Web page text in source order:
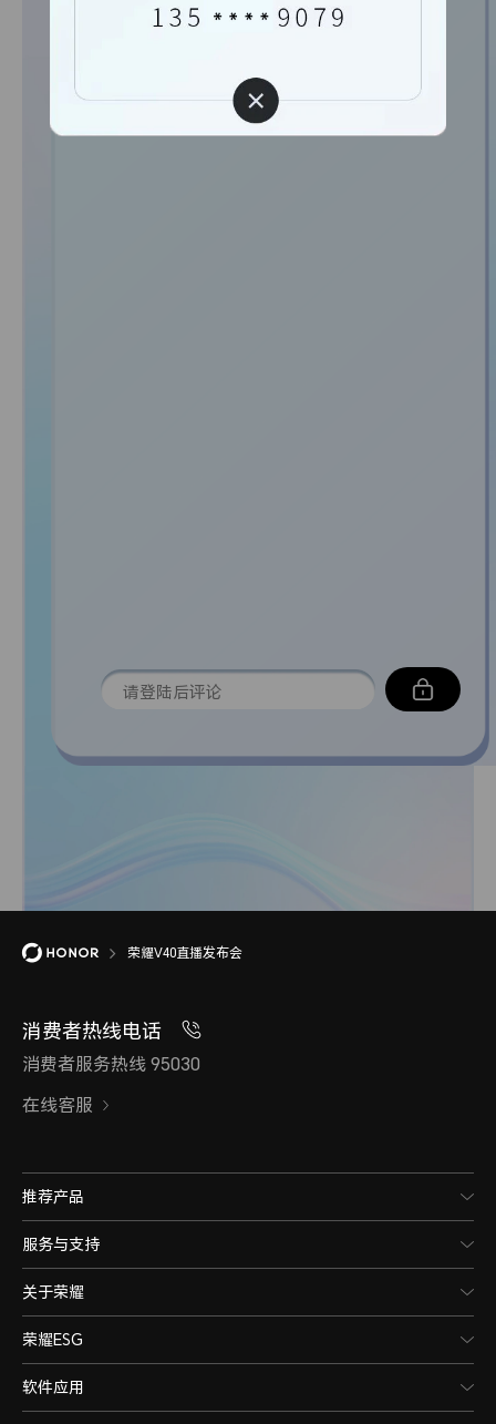
荣耀V40直播发布会
消费者热线电话
消费者服务热线 95030
在线客服
推荐产品
服务与支持
关于荣耀
荣耀ESG
软件应用